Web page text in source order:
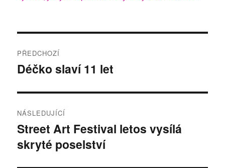
pro
PŘEDCHOZÍ
Předchozí
Déčko slaví 11 let
NÁSLEDUJÍCÍ
Následující
příspěvek:
Street Art Festival letos vysílá
skryté poselství